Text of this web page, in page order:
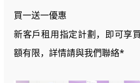
買一送一優惠
新客戶租用指定計劃，即可享
額有限，詳情請與我們聯絡*